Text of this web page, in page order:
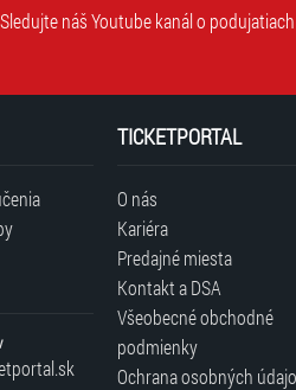
Sledujte náš Youtube kanál o
TICKETPORTAL
O nás
Kariéra
Predajné miesta
Kontakt a DSA
Všeobecné obchodné
podmienky
Ochrana osobných